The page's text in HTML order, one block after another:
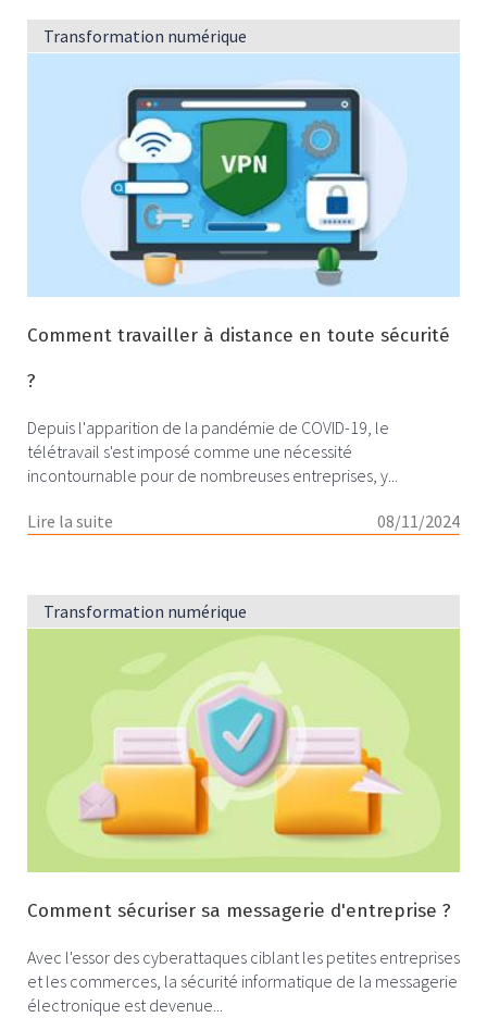
Transformation numérique
Comment travailler à distance en toute sécurité
?
Depuis l'apparition de la pandémie de COVID-19, le
télétravail s'est imposé comme une nécessité
incontournable pour de nombreuses entreprises, y...
Lire la suite 08/11/2024
Transformation numérique
Comment sécuriser sa messagerie d'entreprise ?
Avec l'essor des cyberattaques ciblant les petites entreprises
et les commerces, la sécurité informatique de la messagerie
électronique est devenue...